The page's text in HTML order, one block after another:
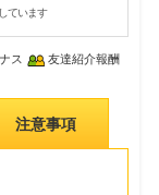
ています
ス 友達紹介報酬
注意事項